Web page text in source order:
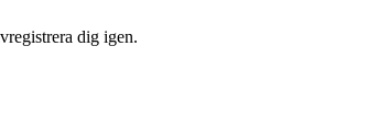
dig igen.